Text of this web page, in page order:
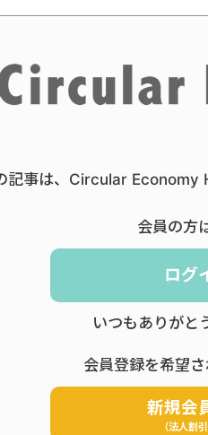
記事は、Circular Economy
会員の方
ログ
いつもありがと
会員登録を希望
新規会
（法人割